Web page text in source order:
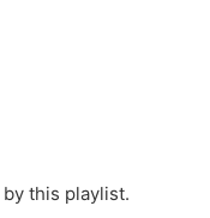
this playlist.